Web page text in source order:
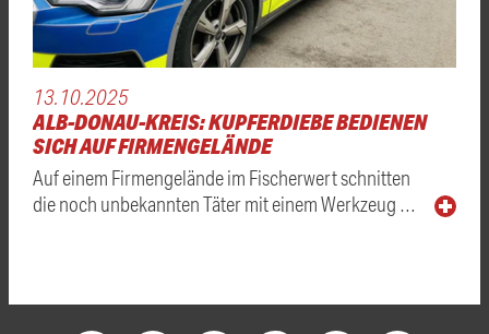
13.10.2025
ALB-DONAU-KREIS: KUPFERDIEBE BEDIENEN
SICH AUF FIRMENGELÄNDE
Auf einem Firmengelände im Fischerwert schnitten
die noch unbekannten Täter mit einem Werkzeug …